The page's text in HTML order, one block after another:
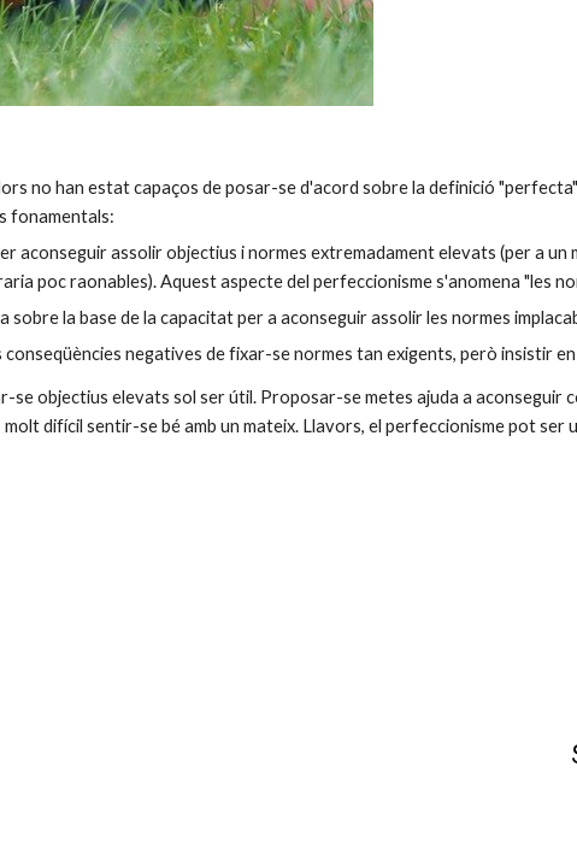
no han estat capaços de posar-se d'acord sobre la definició
fonamentals:
aconseguir assolir objectius i normes extremadament elevats (per a
poc raonables). Aquest aspecte del perfeccionisme s'anomena "les
sobre la base de la capacitat per a aconseguir assolir les normes
conseqüències negatives de fixar-se normes tan exigents, però insistir
se objectius elevats sol ser útil. Proposar-se metes ajuda a aconseguir
molt difícil sentir-se bé amb un mateix. Llavors, el perfeccionisme pot ser